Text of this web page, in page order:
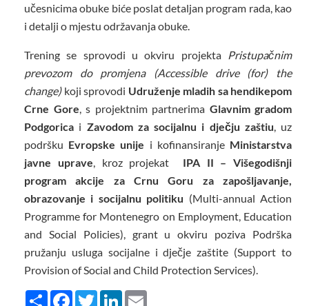
učesnicima obuke biće poslat detaljan program rada, kao
i detalji o mjestu održavanja obuke.
Trening se sprovodi u okviru projekta Pristupačnim
prevozom do promjena (Accessible drive (for) the
change)koji sprovodi Udruženje mladih sa hendikepom
Crne Gore, s projektnim partnerima Glavnim gradom
Podgorica i Zavodom za socijalnu i dječju zaštiu, uz
podršku Evropske unije i kofinansiranje Ministarstva
javne uprave, kroz projekat IPA II – Višegodišnji
program akcije za Crnu Goru za zapošljavanje,
obrazovanje i socijalnu politiku (Multi-annual Action
Programme for Montenegro on Employment, Education
and Social Policies), grant u okviru poziva Podrška
pružanju usluga socijalne i dječje zaštite (Support to
Provision of Social and Child Protection Services).
Share FacebookTwitterLinkedIn